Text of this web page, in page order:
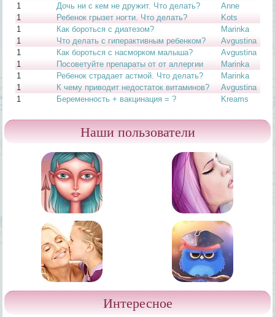
1
Дочь ни с кем не дружит. Что делать?
Anne
1
Ребенок грызет ногти. Что делать?
Kots
1
Как бороться с диатезом?
Marinka
1
Что делать с гиперактивным ребенком?
Avgustina
1
Как бороться с насморком малыша?
Avgustina
1
Посоветуйте препараты от от аллергии
Marinka
1
Ребенок страдает астмой. Что делать?
Marinka
1
К чему приводит недостаток витаминов?
Avgustina
1
Беременность + вакцинация = ? Kreams
Наши пользователи
Интересное